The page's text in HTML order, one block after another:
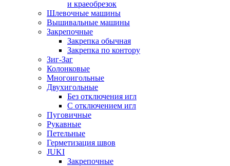
и краеобрезок
Шлевочные машины
Вышивальные машины
Закрепочные
Закрепка обычная
Закрепка по контору
Зиг-Заг
Колонковые
Многоигольные
Двухигольные
Без отключения игл
С отключением игл
Пуговичные
Рукавные
Петельные
Герметизация швов
JUKI
Закрепочные